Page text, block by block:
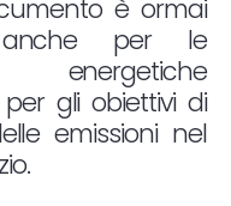
è ormai
per le
energetiche
gli obiettivi di
emissioni nel